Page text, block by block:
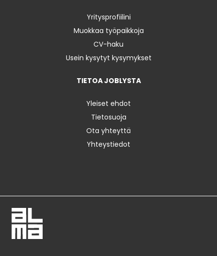
Yritysprofiilini
Muokkaa työpaikkoja
CV-haku
Usein kysytyt kysymykset
TIETOA JOBLYSTA
Yleiset ehdot
Tietosuoja
Ota yhteyttä
Yhteystiedot